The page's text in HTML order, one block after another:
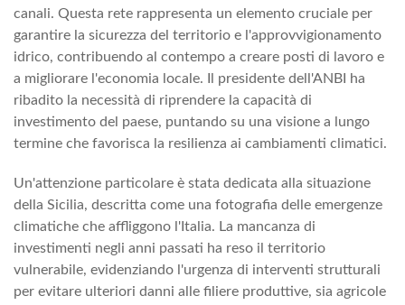
canali. Questa rete rappresenta un elemento cruciale per
garantire la sicurezza del territorio e l'approvvigionamento
idrico, contribuendo al contempo a creare posti di lavoro e
a migliorare l'economia locale. Il presidente dell'ANBI ha
ribadito la necessità di riprendere la capacità di
investimento del paese, puntando su una visione a lungo
termine che favorisca la resilienza ai cambiamenti climatici.
Un'attenzione particolare è stata dedicata alla situazione
della Sicilia, descritta come una fotografia delle emergenze
climatiche che affliggono l'Italia. La mancanza di
investimenti negli anni passati ha reso il territorio
vulnerabile, evidenziando l'urgenza di interventi strutturali
per evitare ulteriori danni alle filiere produttive, sia agricole